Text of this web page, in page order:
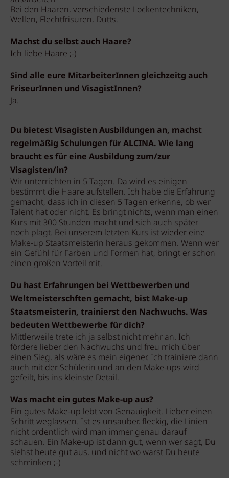
Bei den Haaren, verschiedenste Lockentechniken,
Wellen, Flechtfrisuren, Dutts.
Machst du selbst auch Haare?
Ich liebe Haare ;-)
Sind alle eure MitarbeiterInnen gleichzeitg auch
FriseurInnen und VisagistInnen?
Ja.
Du bietest Visagisten Ausbildungen an, machst
regelmäßig Schulungen für ALCINA. Wie lang
braucht es für eine Ausbildung zum/zur
Visagisten/in?
Wir unterrichten in 5 Tagen. Da wird es einigen
bestimmt die Haare aufstellen. Ich habe die Erfahrung
gemacht, dass ich in diesen 5 Tagen erkenne, ob wer
Talent hat oder nicht. Es bringt nichts, wenn man einen
Kurs mit 300 Stunden macht und sich auch später
noch plagt. Bei unserem letzten Kurs ist wieder eine
Make-up Staatsmeisterin heraus gekommen. Wenn wer
ein Gefühl für Farben und Formen hat, bringt er schon
einen großen Vorteil mit.
Du hast Erfahrungen bei Wettbewerben und
Weltmeisterschften gemacht, bist Make-up
Staatsmeisterin, trainierst den Nachwuchs. Was
bedeuten Wettbewerbe für dich?
Mittlerweile trete ich ja selbst nicht mehr an. Ich
fördere lieber den Nachwuchs und freu mich über
einen Sieg, als wäre es mein eigener. Ich trainiere dann
auch mit der Schülerin und an den Make-ups wird
gefeilt, bis ins kleinste Detail.
Was macht ein gutes Make-up aus?
Ein gutes Make-up lebt von Genauigkeit. Lieber einen
Schritt weglassen. Ist es unsauber, fleckig, die Linien
nicht ordentlich wird man immer genau darauf
schauen. Ein Make-up ist dann gut, wenn wer sagt, Du
siehst heute gut aus, und nicht wo warst Du heute
schminken ;-)